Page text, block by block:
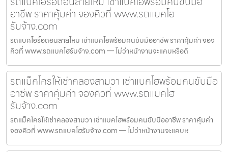
อาชีพ ราคาคุ้มค่า จองคิวที่ www.รถแบคโฮ
รับจ้าง.com
รถแบคโฮรื้อถอนสายไหม เช่าแบคโฮพร้อมคนขับมืออาชีพ ราคาคุ้มค่า จอง
คิวที่ www.รถแบคโฮรับจ้าง.com — ไม่ว่าหน้างานจะแคบหรือดิ
รถแม็คโครให้เช่าคลองสามวา เช่าแบคโฮพร้อมคนขับมือ
อาชีพ ราคาคุ้มค่า จองคิวที่ www.รถแบคโฮ
รับจ้าง.com
รถแม็คโครให้เช่าคลองสามวา เช่าแบคโฮพร้อมคนขับมืออาชีพ ราคาคุ้มค่า
จองคิวที่ www.รถแบคโฮรับจ้าง.com — ไม่ว่าหน้างานจะแคบห